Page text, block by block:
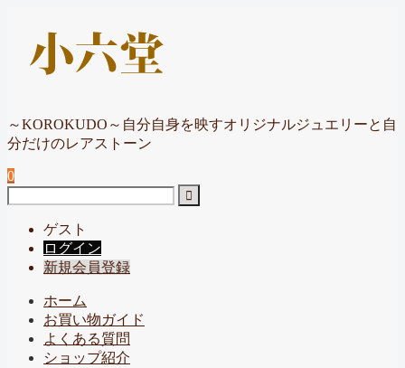
～KOROKUDO～自分自身を映すオリジナルジュエリーと自
分だけのレアストーン
0
ゲスト
ログイン
新規会員登録
ホーム
お買い物ガイド
よくある質問
ショップ紹介